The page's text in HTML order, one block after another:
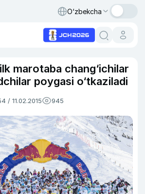
O‘zbekcha
marotaba chang‘ichilar
poygasi o‘tkaziladi
/ 11.02.2015 945